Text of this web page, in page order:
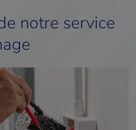
notre service